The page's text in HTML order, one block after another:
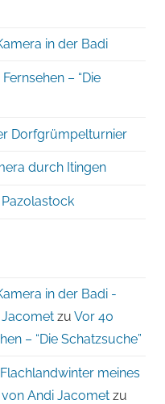
in der Badi
– “Die
Dorfgrümpelturnier
durch Itingen
in der Badi -
zu Vor 40
– “Die Schatzsuche”
meines
Andi Jacomet zu